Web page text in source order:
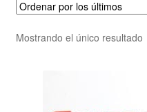
Mostrando el único resultado